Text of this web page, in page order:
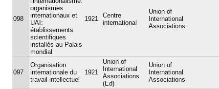
098
organismes
internationaux et
UAI:
établissements
scientifiques
installés au Palais
mondial
1921 Centre
international
Union of
International
Associations
097
Organisation
internationale du
travail intellectuel
1921
Union of
International
Associations
(Ed)
Union of
International
Associations